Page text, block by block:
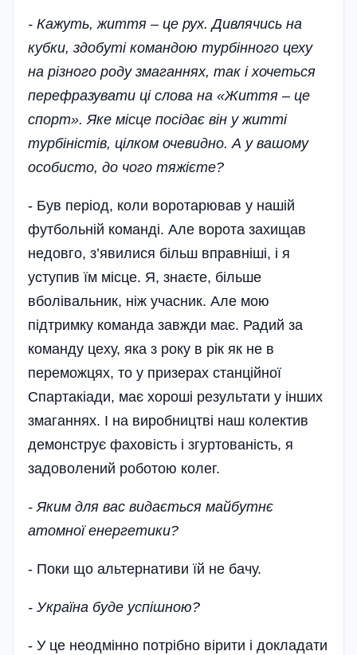
- Кажуть, життя – це рух. Дивлячись на
кубки, здобуті командою турбінного цеху
на різного роду змаганнях, так і хочеться
перефразувати ці слова на «Життя – це
спорт». Яке місце посідає він у житті
турбіністів, цілком очевидно. А у вашому
особисто, до чого тяжієте?
- Був період, коли воротарював у нашій
футбольній команді. Але ворота захищав
недовго, з’явилися більш вправніші, і я
уступив їм місце. Я, знаєте, більше
вболівальник, ніж учасник. Але мою
підтримку команда завжди має. Радий за
команду цеху, яка з року в рік як не в
переможцях, то у призерах станційної
Спартакіади, має хороші результати у інших
змаганнях. І на виробництві наш колектив
демонструє фаховість і згуртованість, я
задоволений роботою колег.
- Яким для вас видається майбутнє
атомної енергетики?
- Поки що альтернативи їй не бачу.
- Україна буде успішною?
- У це неодмінно потрібно вірити і докладати